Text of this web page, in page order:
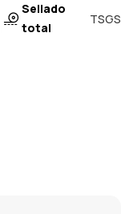
Sellado
total
TSGS